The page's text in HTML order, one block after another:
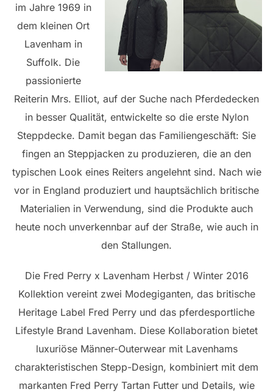
im Jahre 1969 in
dem kleinen Ort
Lavenham in
Suffolk. Die
passionierte
Reiterin Mrs. Elliot, auf der Suche nach Pferdedecken
in besser Qualität, entwickelte so die erste Nylon
Steppdecke. Damit began das Familiengeschäft: Sie
fingen an Steppjacken zu produzieren, die an den
typischen Look eines Reiters angelehnt sind. Nach wie
vor in England produziert und hauptsächlich britische
Materialien in Verwendung, sind die Produkte auch
heute noch unverkennbar auf der Straße, wie auch in
den Stallungen.
Die Fred Perry x Lavenham Herbst / Winter 2016
Kollektion vereint zwei Modegiganten, das britische
Heritage Label Fred Perry und das pferdesportliche
Lifestyle Brand Lavenham. Diese Kollaboration bietet
luxuriöse Männer-Outerwear mit Lavenhams
charakteristischen Stepp-Design, kombiniert mit dem
markanten Fred Perry Tartan Futter und Details, wie